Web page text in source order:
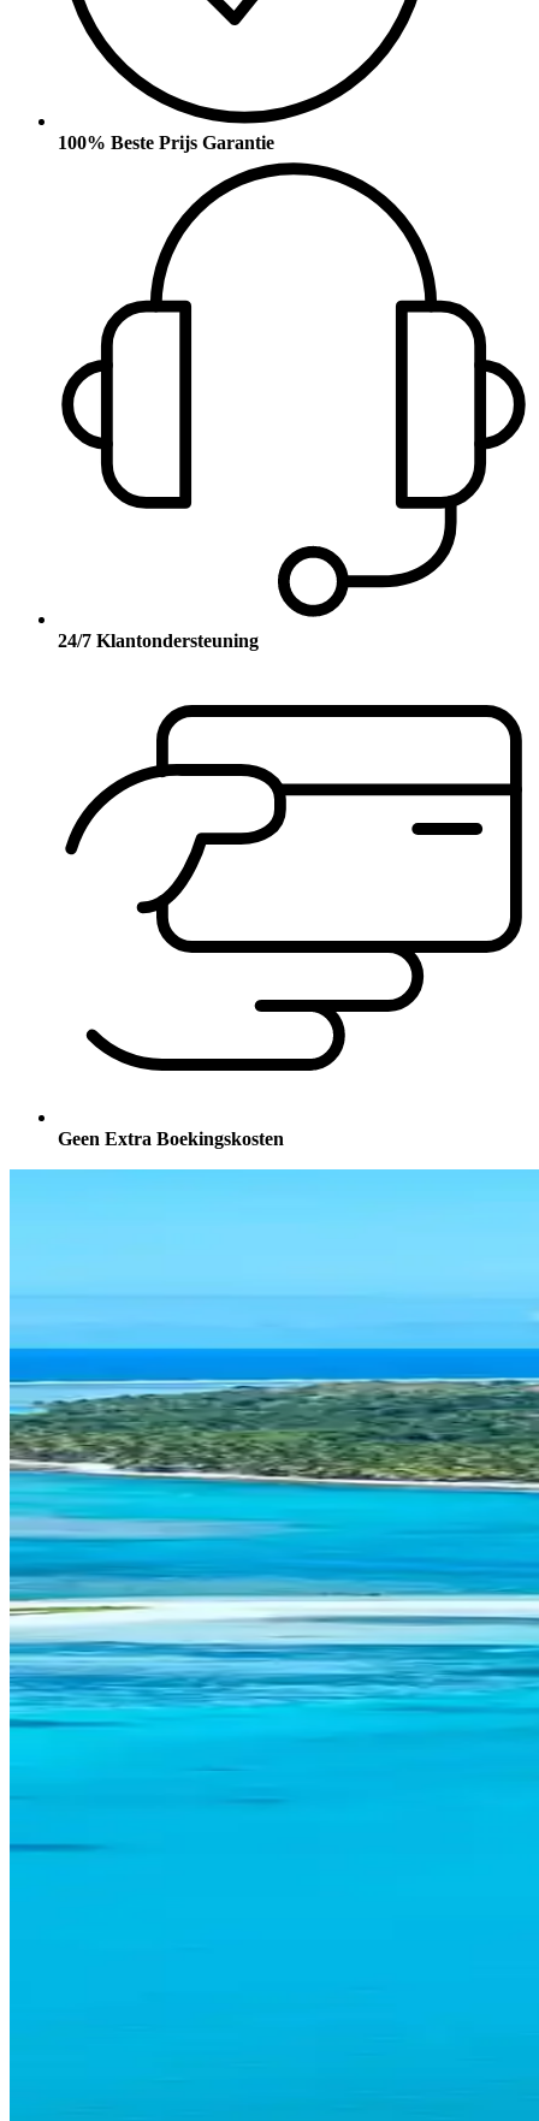
100% Beste Prijs Garantie
24/7 Klantondersteuning
Geen Extra Boekingskosten